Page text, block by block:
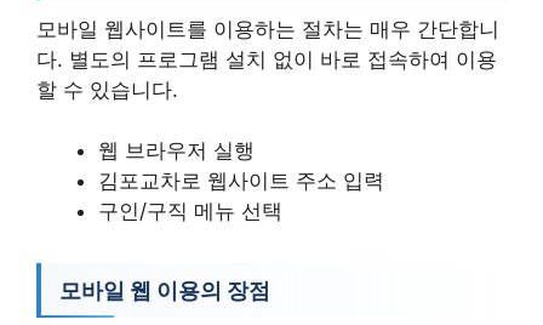
모바일 웹사이트를 이용하는 절차는 매우 간단합니
다. 별도의 프로그램 설치 없이 바로 접속하여 이용
할 수 있습니다.
웹 브라우저 실행
김포교차로 웹사이트 주소 입력
구인/구직 메뉴 선택
모바일 웹 이용의 장점